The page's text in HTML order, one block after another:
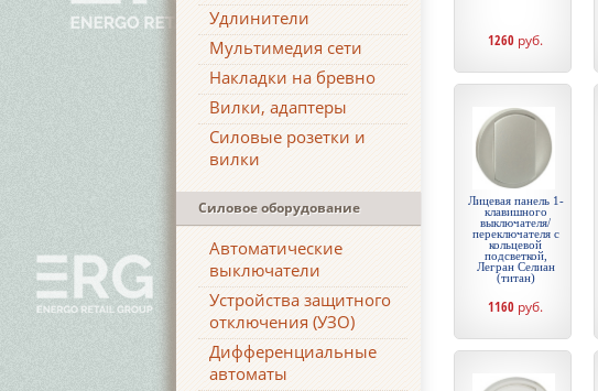
Удлинители
Мультимедия сети
Накладки на бревно
Вилки, адаптеры
Силовые розетки и
вилки
Силовое оборудование
Автоматические
выключатели
Устройства защитного
отключения (УЗО)
Дифференциальные
автоматы
1260 руб.
Лицевая панель 1-
клавишного
выключателя/
переключателя с
кольцевой
подсветкой,
Легран Селиан
(титан)
1160 руб.